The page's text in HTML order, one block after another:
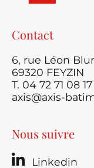
Contact
6, rue Léon
69320 FEYZIN
T. 04 72 71 08 17
axis@axis-
Nous suivre
Linkedin